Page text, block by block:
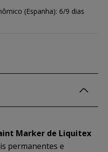
(Espanha): 6/9 dias
Marker de Liquitex
permanentes e